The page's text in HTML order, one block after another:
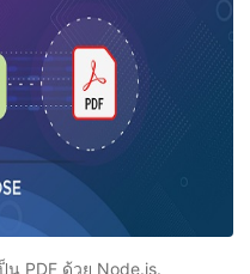
น PDF ด้วย Node.js.